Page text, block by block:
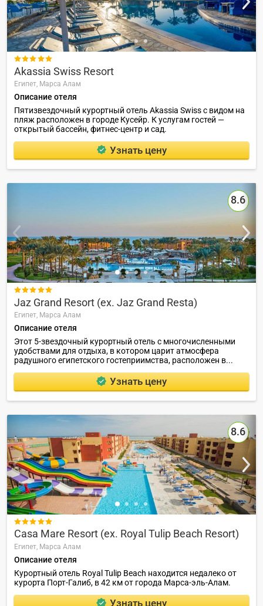

Akassia Swiss Resort
Египет, Марса Алам
Описание отеля
Пятизвездочный курортный отель Akassia Swiss с видом на
пляж расположен в городе Кусейр. К услугам гостей —
открытый бассейн, фитнес-центр и сад.
Узнать цену
8.6

Jaz Grand Resort (ex. Jaz Grand Resta)
Египет, Марса Алам
Описание отеля
Этот 5-звездочный курортный отель с многочисленными
удобствами для отдыха, в котором царит атмосфера
радушного египетского гостеприимства, расположен в...
Узнать цену
8.6

Casa Mare Resort (ex. Royal Tulip Beach Resort)
Египет, Марса Алам
Описание отеля
Курортный отель Royal Tulip Beach находится недалеко от
курорта Порт-Галиб, в 42 км от города Марса-эль-Алам.
Узнать цену